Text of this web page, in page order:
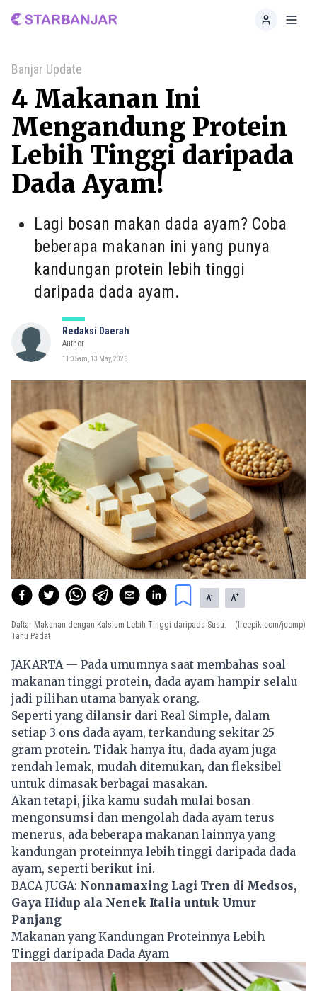
Home
Banjar Update
4 Makanan Ini
Mengandung Protein
Lebih Tinggi daripada
Dada Ayam!
Lagi bosan makan dada ayam? Coba
beberapa makanan ini yang punya
kandungan protein lebih tinggi
daripada dada ayam.
Redaksi Daerah
Author
11:05am, 13 May, 2026
A- A+
Daftar Makanan dengan Kalsium Lebih Tinggi daripada Susu:
Tahu Padat
(freepik.com/jcomp)
JAKARTA — Pada umumnya saat membahas soal
makanan tinggi protein, dada ayam hampir selalu
jadi pilihan utama banyak orang.
Seperti yang dilansir dari Real Simple, dalam
setiap 3 ons dada ayam, terkandung sekitar 25
gram protein. Tidak hanya itu, dada ayam juga
rendah lemak, mudah ditemukan, dan fleksibel
untuk dimasak berbagai masakan.
Akan tetapi, jika kamu sudah mulai bosan
mengonsumsi dan mengolah dada ayam terus
menerus, ada beberapa makanan lainnya yang
kandungan proteinnya lebih tinggi daripada dada
ayam, seperti berikut ini.
BACA JUGA: Nonnamaxing Lagi Tren di Medsos,
Gaya Hidup ala Nenek Italia untuk Umur
Panjang
Makanan yang Kandungan Proteinnya Lebih
Tinggi daripada Dada Ayam